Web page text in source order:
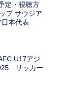
定・視聴方
プ サウジア
本代表
U17アジ
サッカー